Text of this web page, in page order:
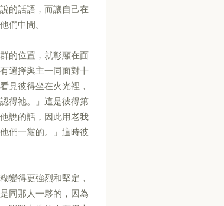
的話語，而讓自己在
們中間。
的位置，就彰顯在面
選擇與主一同面對十
見彼得坐在火光裡，
得祂。」這是彼得第
說的話，因此用老我
們一黨的。」這時彼
變得更強烈和堅定，
同那人一夥的，因為